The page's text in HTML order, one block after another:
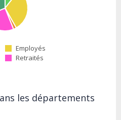
Employés
Retraités
les départements